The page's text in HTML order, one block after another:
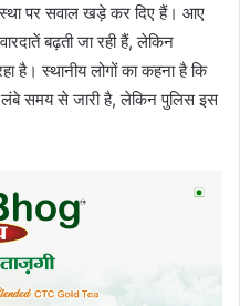
पर सवाल खड़े कर दिए हैं। आए
बढ़ती जा रही हैं, लेकिन
स्थानीय लोगों का कहना है कि
लंबे समय से जारी है, लेकिन पुलिस इस